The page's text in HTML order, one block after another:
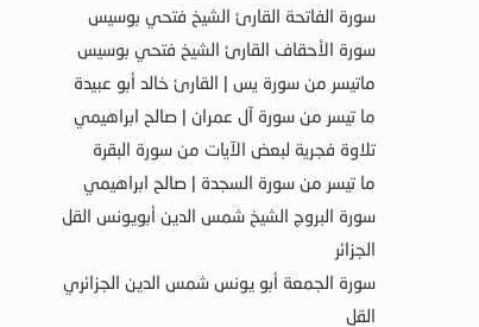
سورة الفاتحة القارئ الشيخ فتحي بوسيس
سورة الأحقاف القارئ الشيخ فتحي بوسيس
ماتيسر من سورة يس | القارئ خالد أبو عبيدة
ما تيسر من سورة آل عمران | صالح ابراهيمي
تلاوة فجرية لبعض الآيات من سورة البقرة
ما تيسر من سورة السجدة | صالح ابراهيمي
سورة البروج الشيخ شمس الدين أبويونس القل
الجزائر
سورة الجمعة أبو يونس شمس الدين الجزائري
القل